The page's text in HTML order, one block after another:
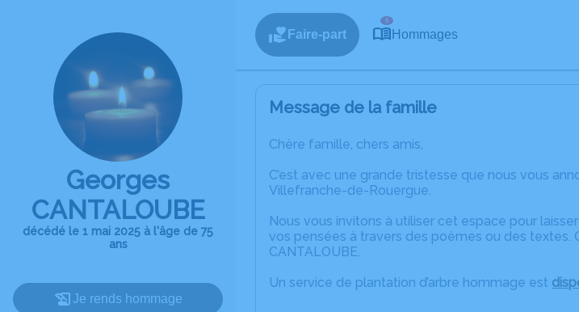
Georges
CANTALOUBE
décédé le 1 mai 2025 à l'âge de 75
ans
Je rends hommage
Faire-part
6
Hommages
Message de la famille
Chère famille, chers amis,
C’est avec une grande tristesse que nous vous
Villefranche-de-Rouergue.
Nous vous invitons à utiliser cet espace pour
vos pensées à travers des poèmes ou des textes.
CANTALOUBE.
Un service de plantation d’arbre hommage est